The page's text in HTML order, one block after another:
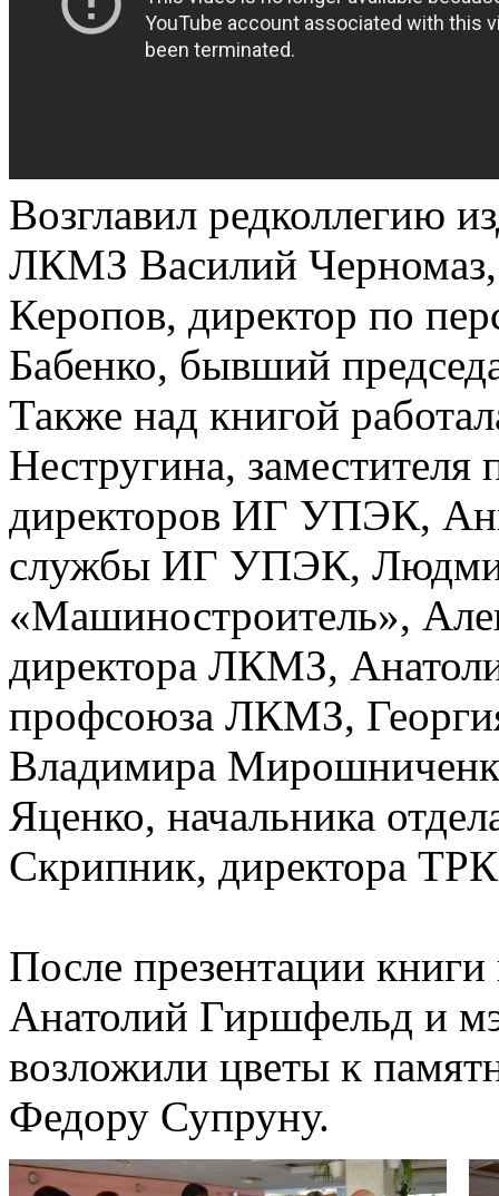
Возглавил редколлегию
ЛКМЗ Василий Черномаз,
Керопов, директор по
Бабенко, бывший
Также над книгой
Нестругина, заместителя
директоров ИГ УПЭК,
службы ИГ УПЭК,
«Машиностроитель»,
директора ЛКМЗ,
профсоюза ЛКМЗ,
Владимира
Яценко, начальника
Скрипник, директора
После презентации
Анатолий Гиршфельд и
возложили цветы к
Федору Супруну.